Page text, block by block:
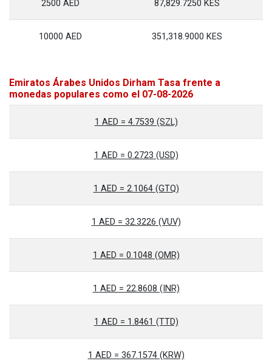
2500 AED 87,829.7250 KES
10000 AED 351,318.9000 KES
Emiratos Árabes Unidos Dirham Tasa frente a
monedas populares como el 07-08-2026
1 AED = 4.7539 (SZL)
1 AED = 0.2723 (USD)
1 AED = 2.1064 (GTQ)
1 AED = 32.3226 (VUV)
1 AED = 0.1048 (OMR)
1 AED = 22.8608 (INR)
1 AED = 1.8461 (TTD)
1 AED = 367.1574 (KRW)